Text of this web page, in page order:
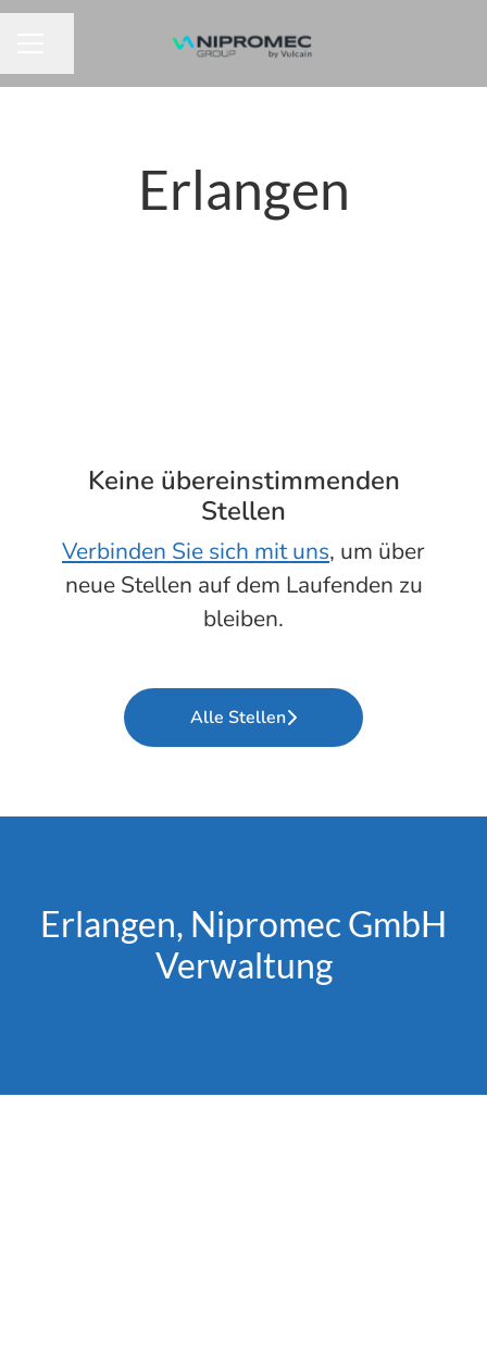
Erlangen
Keine übereinstimmenden
Stellen
Verbinden Sie sich mit uns, um über
neue Stellen auf dem Laufenden zu
bleiben.
Alle Stellen
Erlangen, Nipromec GmbH
Verwaltung